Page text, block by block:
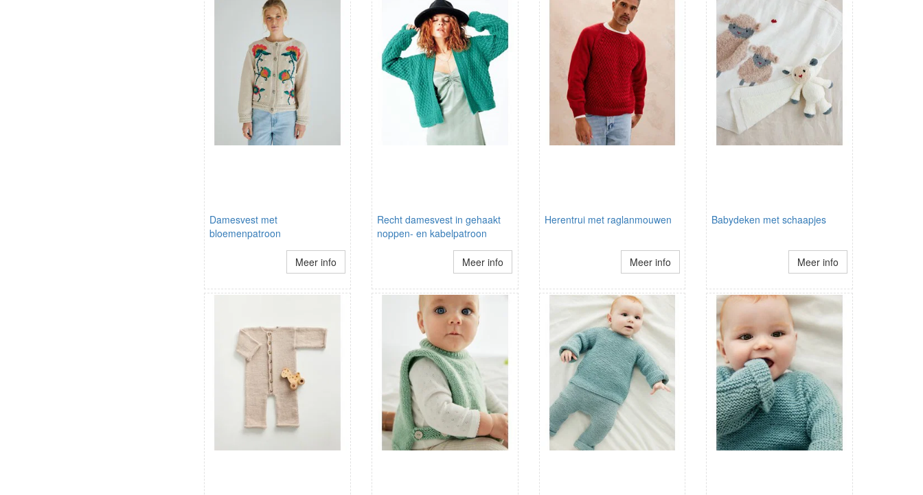
Damesvest met
bloemenpatroon
Meer info
Recht damesvest in gehaakt
noppen- en kabelpatroon
Meer info
Herentrui met raglanmouwen
Meer info
Babydeken met schaapjes
Meer info